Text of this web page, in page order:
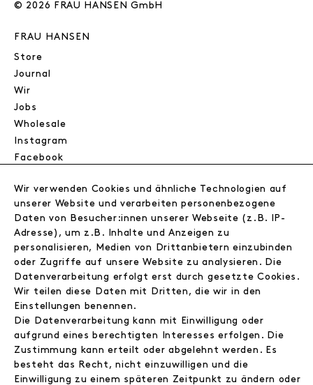
© 2026 FRAU HANSEN GmbH
FRAU HANSEN
Store
Journal
Wir
Jobs
Wholesale
Instagram
Facebook
INFORMATIONEN
FAQ
Zahlungsinformationen
Versand
Retoure
Datenschutz
AGB
Impressum
Wir verwenden Cookies und ähnliche Technologien auf
unserer Website und verarbeiten personenbezogene
Daten von Besucher:innen unserer Webseite (z.B. IP-
Adresse), um z.B. Inhalte und Anzeigen zu
personalisieren, Medien von Drittanbietern einzubinden
oder Zugriffe auf unsere Website zu analysieren. Die
Datenverarbeitung erfolgt erst durch gesetzte Cookies.
Wir teilen diese Daten mit Dritten, die wir in den
Einstellungen benennen.
Die Datenverarbeitung kann mit Einwilligung oder
aufgrund eines berechtigten Interesses erfolgen. Die
Zustimmung kann erteilt oder abgelehnt werden. Es
besteht das Recht, nicht einzuwilligen und die
Einwilligung zu einem späteren Zeitpunkt zu ändern oder